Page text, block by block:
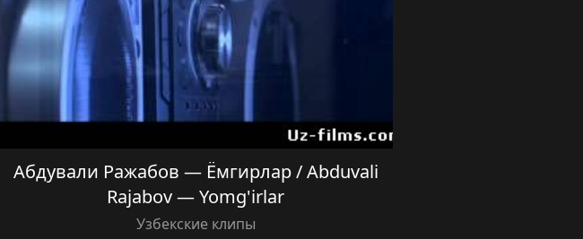
Абдували Ражабов — Ёмгирлар / Abduvali
Rajabov — Yomg'irlar
Узбекские клипы